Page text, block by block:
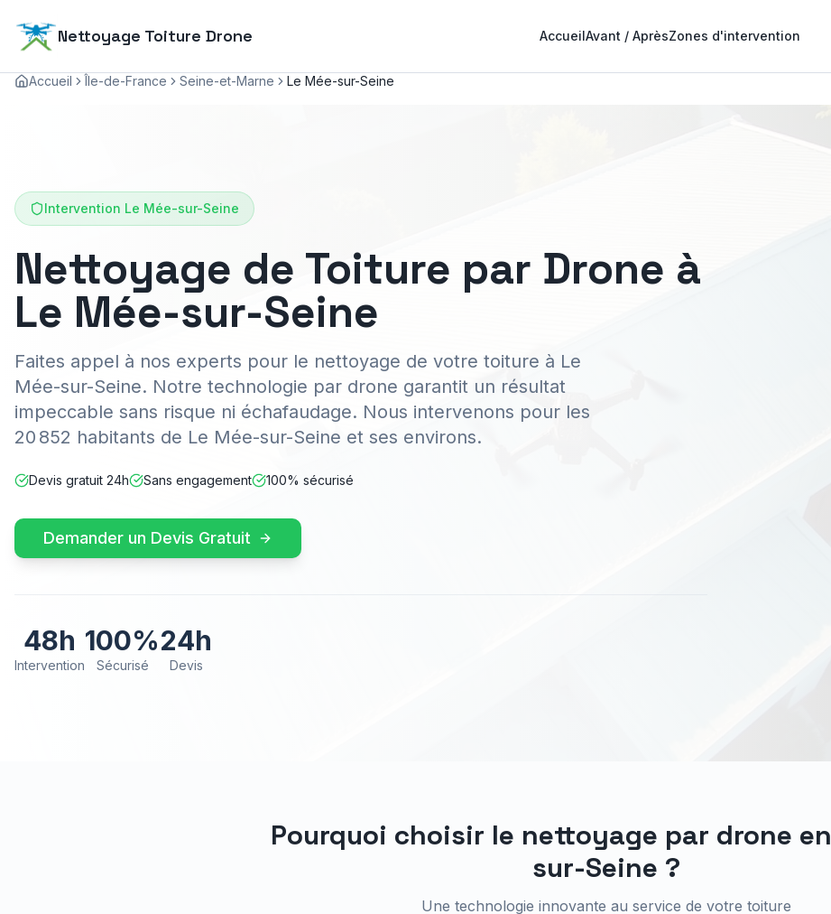
Nettoyage Toiture Drone AccueilAvant / AprèsZones d'intervention
Accueil Île-de-France Seine-et-Marne Le Mée-sur-Seine
Intervention Le Mée-sur-Seine
Nettoyage de Toiture par Drone à
Le Mée-sur-Seine
Faites appel à nos experts pour le nettoyage de votre toiture à Le
Mée-sur-Seine. Notre technologie par drone garantit un résultat
impeccable sans risque ni échafaudage. Nous intervenons pour les
20 852 habitants de Le Mée-sur-Seine et ses environs.
Devis gratuit 24h Sans engagement 100% sécurisé
Demander un Devis Gratuit
48h
Intervention
100%
Sécurisé
24h
Devis
Pourquoi choisir le nettoyage par drone en
sur-Seine ?
Une technologie innovante au service de votre toiture